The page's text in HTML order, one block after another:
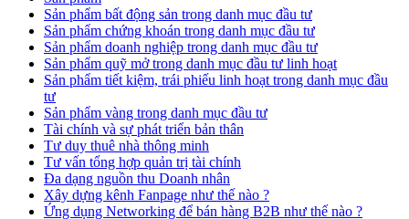
Sản phẩm bất động sản trong danh mục đầu tư
Sản phẩm chứng khoán trong danh mục đầu tư
Sản phẩm doanh nghiệp trong danh mục đầu tư
Sản phẩm quỹ mở trong danh mục đầu tư linh hoạt
Sản phẩm tiết kiệm, trái phiếu linh hoạt trong danh mục đầu
tư
Sản phẩm vàng trong danh mục đầu tư
Tài chính và sự phát triển bản thân
Tư duy thuê nhà thông minh
Tư vấn tổng hợp quản trị tài chính
Đa dạng nguồn thu Doanh nhân
Xây dựng kênh Fanpage như thế nào ?
Ứng dụng Networking để bán hàng B2B như thế nào ?